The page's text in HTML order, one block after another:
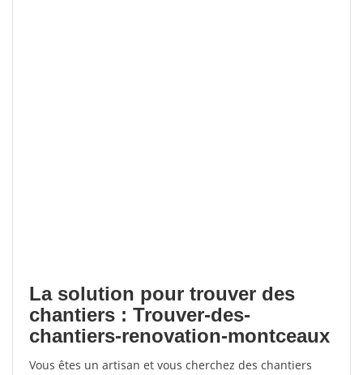
La solution pour trouver des
chantiers : Trouver-des-
chantiers-renovation-montceaux
Vous êtes un artisan et vous cherchez des chantiers